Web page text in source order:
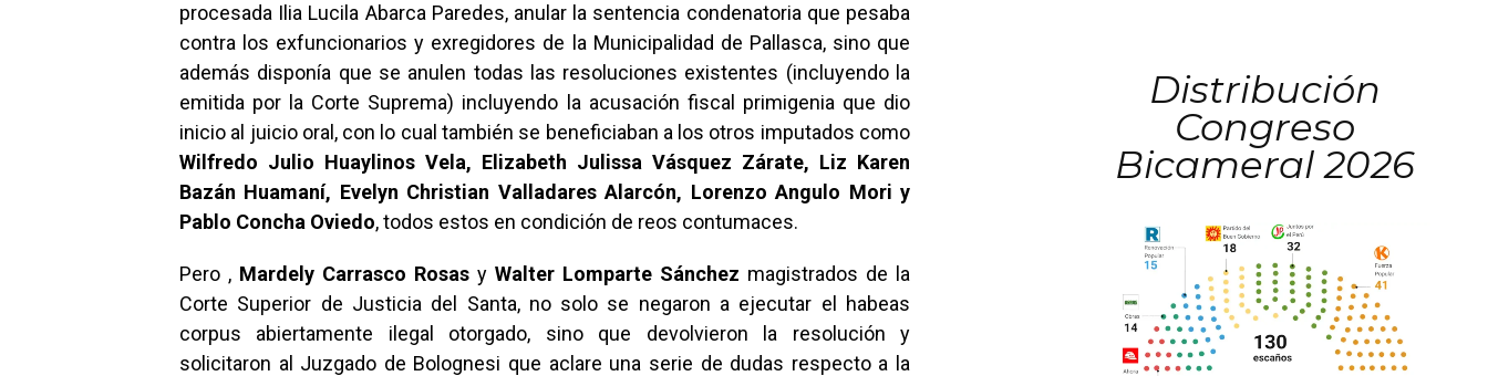
procesada Ilia Lucila Abarca Paredes, anular la sentencia condenatoria que pesaba
contra los exfuncionarios y exregidores de la Municipalidad de Pallasca, sino que
además disponía que se anulen todas las resoluciones existentes (incluyendo la
emitida por la Corte Suprema) incluyendo la acusación fiscal primigenia que dio
inicio al juicio oral, con lo cual también se beneficiaban a los otros imputados como
Wilfredo Julio Huaylinos Vela, Elizabeth Julissa Vásquez Zárate, Liz Karen
Bazán Huamaní, Evelyn Christian Valladares Alarcón, Lorenzo Angulo Mori y
Pablo Concha Oviedo, todos estos en condición de reos contumaces.
Pero , Mardely Carrasco Rosas y Walter Lomparte Sánchez magistrados de la
Corte Superior de Justicia del Santa, no solo se negaron a ejecutar el habeas
corpus abiertamente ilegal otorgado, sino que devolvieron la resolución y
solicitaron al Juzgado de Bolognesi que aclare una serie de dudas respecto a la
Distribución
Congreso
Bicameral 2026